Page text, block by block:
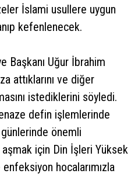
İslami usullere uygun
kefenlenecek.
Başkanı Uğur İbrahim
attıklarını ve diğer
istediklerini söyledi.
defin işlemlerinde
günlerinde önemli
için Din İşleri Yüksek
hocalarımızla